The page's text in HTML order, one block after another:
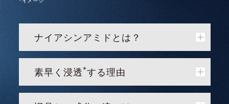
ナイアシンアミドとは？
素早く浸透*する理由